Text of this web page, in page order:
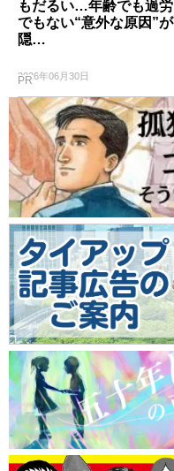
もだるい…年齢でも過労
でもない“意外な原因”が
隠…
2026年06月30日
PR